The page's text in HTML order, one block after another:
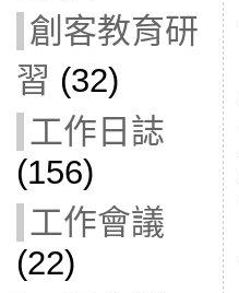
創客教育研
習 (32)
工作日誌
(156)
工作會議
(22)